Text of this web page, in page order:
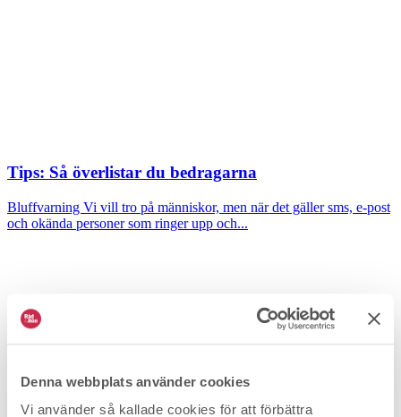
Denna webbplats använder cookies
Vi använder så kallade cookies för att förbättra
Tips: Så överlistar du bedragarna
Bluffvarning Vi vill tro på människor, men när det gäller sms, e-post
och okända personer som ringer upp och...